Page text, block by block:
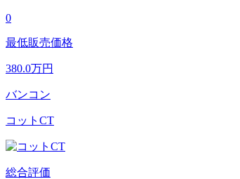
0
最低販売価格
380.0万円
バンコン
コットCT
総合評価